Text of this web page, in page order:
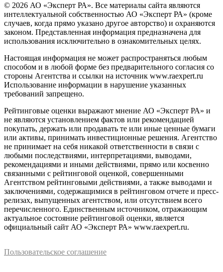
© 2026 АО «Эксперт РА». Все материалы сайта являются
интеллектуальной собственностью АО «Эксперт РА» (кроме
случаев, когда прямо указано другое авторство) и охраняются
законом. Представленная информация предназначена для
использования исключительно в ознакомительных целях.
Настоящая информация не может распространяться любым
способом и в любой форме без предварительного согласия со
стороны Агентства и ссылки на источник www.raexpert.ru
Использование информации в нарушение указанных
требований запрещено.
Рейтинговые оценки выражают мнение АО «Эксперт РА» и
не являются установлением фактов или рекомендацией
покупать, держать или продавать те или иные ценные бумаги
или активы, принимать инвестиционные решения. Агентство
не принимает на себя никакой ответственности в связи с
любыми последствиями, интерпретациями, выводами,
рекомендациями и иными действиями, прямо или косвенно
связанными с рейтинговой оценкой, совершенными
Агентством рейтинговыми действиями, а также выводами и
заключениями, содержащимися в рейтинговом отчете и пресс-
релизах, выпущенных агентством, или отсутствием всего
перечисленного. Единственным источником, отражающим
актуальное состояние рейтинговой оценки, является
официальный сайт АО «Эксперт РА» www.raexpert.ru.
Пользовательское соглашение